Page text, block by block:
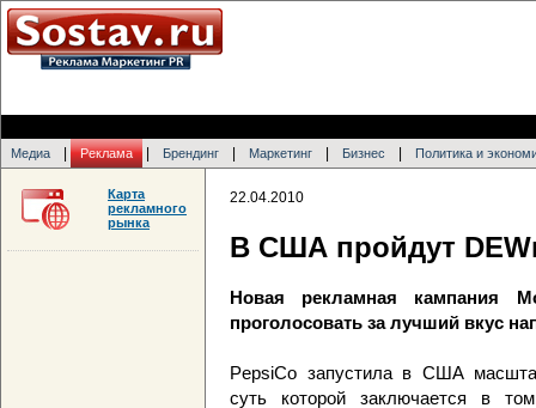
Медиа Реклама Брендинг Маркетинг Бизнес Политика и
22.04.2010
В США пройдут
Новая рекламная кампания
проголосовать за лучший вкус
PepsiCo запустила в США
суть которой заключается в
Карта
рекламного
рынка